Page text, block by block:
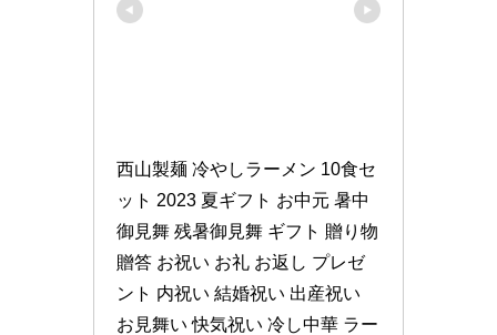
西山製麺 冷やしラーメン 10食セ
ット 2023 夏ギフト お中元 暑中
御見舞 残暑御見舞 ギフト 贈り物
贈答 お祝い お礼 お返し プレゼ
ント 内祝い 結婚祝い 出産祝い
お見舞い 快気祝い 冷し中華 ラー